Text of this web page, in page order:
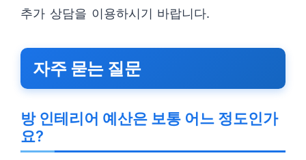
추가 상담을 이용하시기 바랍니다.
자주 묻는 질문
방 인테리어 예산은 보통 어느 정도인가
요?